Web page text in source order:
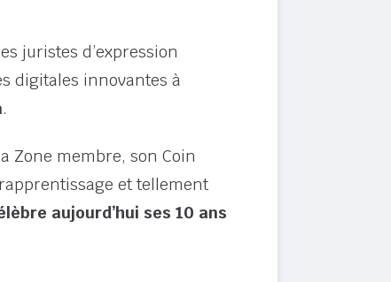
juristes d’expression
digitales innovantes à
.
Zone membre, son Coin
et tellement
aujourd’hui ses 10 ans